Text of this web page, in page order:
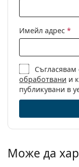
Пол:
Категория:
Марка:
Код:
Имейл адрес *
обработвани и
публикувани в
Може да